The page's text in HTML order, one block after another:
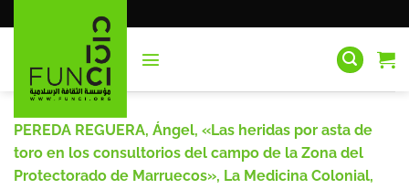
al
PEREDA REGUERA, Ángel, «Las heridas por asta de
toro en los consultorios del campo de la Zona del
Protectorado de Marruecos», La Medicina Colonial,